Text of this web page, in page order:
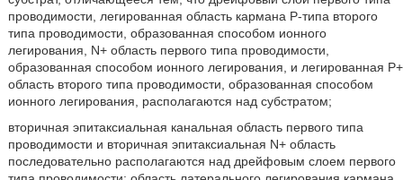
проводимости, легированная область кармана Р-типа второго
типа проводимости, образованная способом ионного
легирования, N+ область первого типа проводимости,
образованная способом ионного легирования, и легированная Р+
область второго типа проводимости, образованная способом
ионного легирования, располагаются над субстратом;
вторичная эпитаксиальная канальная область первого типа
проводимости и вторичная эпитаксиальная N+ область
последовательно располагаются над дрейфовым слоем первого